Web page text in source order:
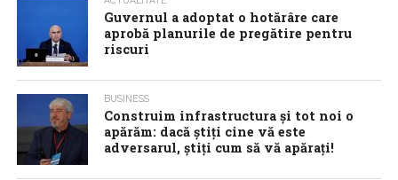
Guvernul a adoptat o hotărâre care
aprobă planurile de pregătire pentru
riscuri
BUSINESS
Construim infrastructura și tot noi o
apărăm: dacă știți cine vă este
adversarul, știți cum să vă apărați!